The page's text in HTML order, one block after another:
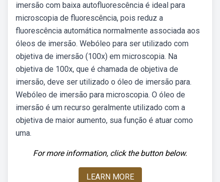
imersão com baixa autofluorescência é ideal para
microscopia de fluorescência, pois reduz a
fluorescência automática normalmente associada aos
óleos de imersão. Webóleo para ser utilizado com
objetiva de imersão (100x) em microscopia. Na
objetiva de 100x, que é chamada de objetiva de
imersão, deve ser utilizado o óleo de imersão para.
Webóleo de imersão para microscopia. O óleo de
imersão é um recurso geralmente utilizado com a
objetiva de maior aumento, sua função é atuar como
uma.
For more information, click the button below.
LEARN MORE